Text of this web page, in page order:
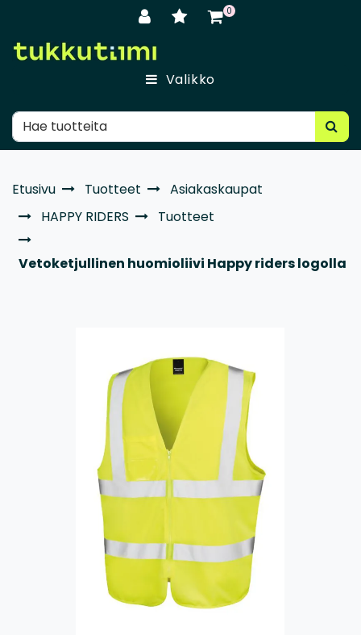
0
Valikko
Etusivu Tuotteet
Asiakaskaupat
HAPPY RIDERS
Tuotteet
Vetoketjullinen huomioliivi Happy riders logolla